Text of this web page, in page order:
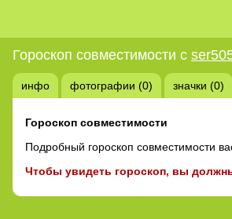
Гороскоп совместимости с
инфо фотографии (0) значки (0)
Гороскоп совместимости
Подробный гороскоп совместимости
Чтобы увидеть гороскоп, вы